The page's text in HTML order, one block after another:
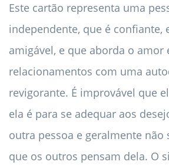
Este cartão representa uma
independente, que é confiante,
amigável, e que aborda o amor
relacionamentos com uma
revigorante. É improvável que
ela é para se adequar aos
outra pessoa e geralmente
que os outros pensam dela. O